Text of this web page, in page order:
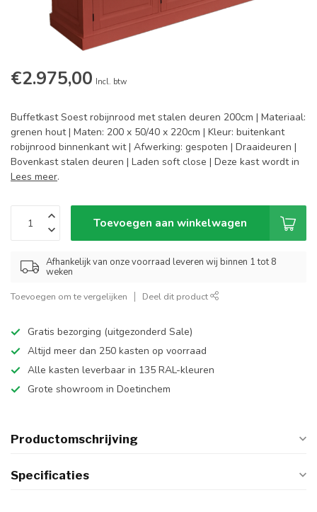
€2.975,00 Incl. btw
Buffetkast Soest robijnrood met stalen deuren 200cm | Materiaal:
grenen hout | Maten: 200 x 50/40 x 220cm | Kleur: buitenkant
robijnrood binnenkant wit | Afwerking: gespoten | Draaideuren |
Bovenkast stalen deuren | Laden soft close | Deze kast wordt in
Lees meer.
Toevoegen aan winkelwagen
Afhankelijk van onze voorraad leveren wij binnen 1 tot 8
weken
Toevoegen om te vergelijken Deel dit product
Gratis bezorging (uitgezonderd Sale)
Altijd meer dan 250 kasten op voorraad
Alle kasten leverbaar in 135 RAL-kleuren
Grote showroom in Doetinchem
Productomschrijving
Specificaties